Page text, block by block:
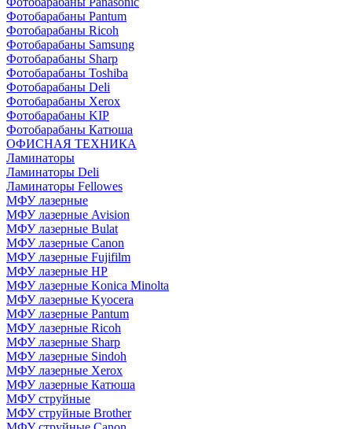
Фотобарабаны Pantum
Фотобарабаны Ricoh
Фотобарабаны Samsung
Фотобарабаны Sharp
Фотобарабаны Toshiba
Фотобарабаны Deli
Фотобарабаны Xerox
Фотобарабаны KIP
Фотобарабаны Катюша
ОФИСНАЯ ТЕХНИКА
Ламинаторы
Ламинаторы Deli
Ламинаторы Fellowes
МФУ лазерные
МФУ лазерные Avision
МФУ лазерные Bulat
МФУ лазерные Canon
МФУ лазерные Fujifilm
МФУ лазерные HP
МФУ лазерные Konica Minolta
МФУ лазерные Kyocera
МФУ лазерные Pantum
МФУ лазерные Ricoh
МФУ лазерные Sharp
МФУ лазерные Sindoh
МФУ лазерные Xerox
МФУ лазерные Катюша
МФУ струйные
МФУ струйные Brother